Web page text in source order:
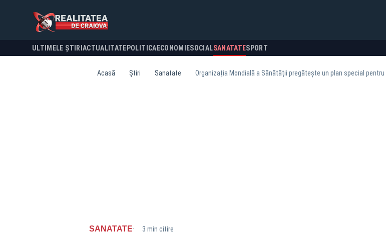
ULTIMELE ȘTIRI ACTUALITATE POLITICA ECONOMIESOCIALSANATATESPORT
Acasă Știri Sanatate Organizația Mondială a Sănătății pregătește un plan special
SANATATE· 3 min citire